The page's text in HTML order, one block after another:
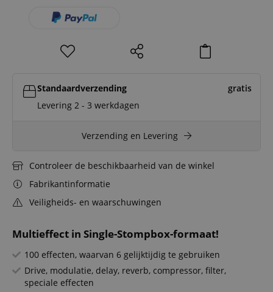
Multieffect in Single-Stompbox-formaat!
100 effecten, waarvan 6 gelijktijdig te gebruiken
Drive, modulatie, delay, reverb, compressor, filter,
speciale effecten
Standaardverzending
gratis
Levering 2 - 3 werkdagen
Verzending en Levering
Controleer de beschikbaarheid van de winkel
Fabrikantinformatie
Veiligheids- en waarschuwingen